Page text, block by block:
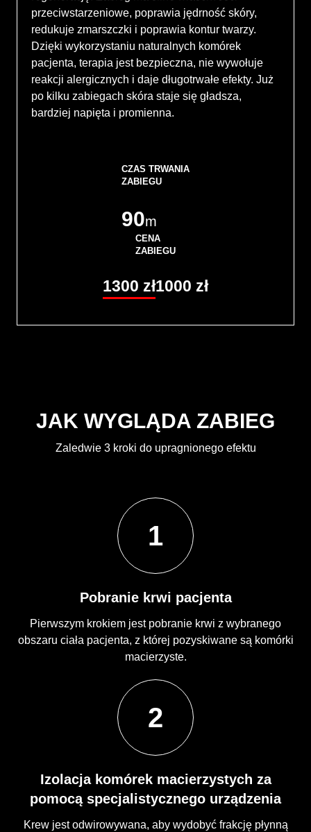
przeciwstarzeniowe, poprawia jędrność skóry,
redukuje zmarszczki i poprawia kontur twarzy.
Dzięki wykorzystaniu naturalnych komórek
pacjenta, terapia jest bezpieczna, nie wywołuje
reakcji alergicznych i daje długotrwałe efekty. Już
po kilku zabiegach skóra staje się gładsza,
bardziej napięta i promienna.
CZAS TRWANIA
ZABIEGU
90m
CENA
ZABIEGU
1300 zł1000 zł
JAK WYGLĄDA ZABIEG
Zaledwie 3 kroki do upragnionego efektu
1
Pobranie krwi pacjenta
Pierwszym krokiem jest pobranie krwi z wybranego
obszaru ciała pacjenta, z której pozyskiwane są komórki
macierzyste.
2
Izolacja komórek macierzystych za
pomocą specjalistycznego urządzenia
Krew jest odwirowywana, aby wydobyć frakcję płynną